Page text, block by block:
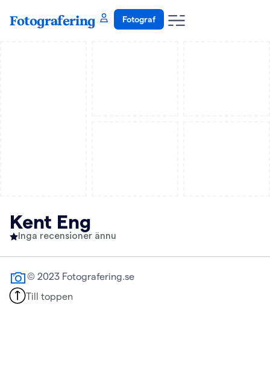
Fotografering Fotograf
Kent Eng
Inga recensioner ännu
© 2023 Fotografering.se
Till toppen